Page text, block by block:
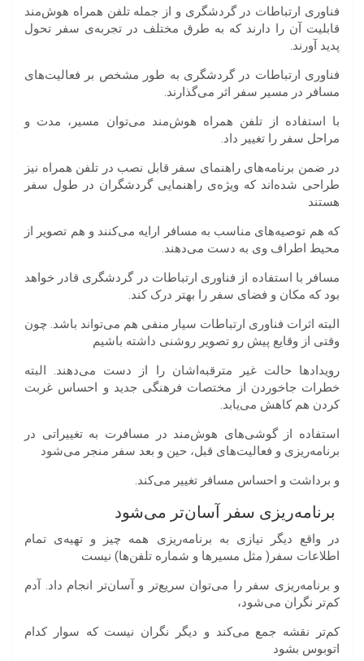
فناوری ارتباطات در گردشگری و از جمله تلفن همراه هوش‌مند
قابلیت آن را دارند که به طرق مختلف در تجربه‌ی سفر تحول
پدید آورند.
فناوری ارتباطات در گردشگری به طور مشخص بر فعالیت‌های
مسافر در مسیر سفر اثر می‌گذارند.
با استفاده از تلفن همراه هوش‌مند می‌توان مسیر، مدت و
مراحل سفر را تغییر داد.
در ضمن برنامه‌های راهنمای سفر قابل نصب در تلفن همراه نیز
طراحی شده‌اند که ویژه‌ی راهنمایی گردشگران در طول سفر
هستند
که هم توصیه‌های مناسب به مسافر ارایه می‌کنند و هم تصویر از
محیط اطراف وی به دست می‌دهند.
مسافر با استفاده از فناوری ارتباطات در گردشگری قادر خواهد
بود که مکان و فضای سفر را بهتر درک کند.
البته اثرات فناوری ارتباطات سیار منفی هم می‌تواند باشد. چون
وقتی از وقایع پیش رو تصویر روشنی داشته باشیم
رویدادها حالت غیر مترقبه‌اشان را از دست می‌دهند. البته
خطرات جاخوردن از مختصات فرهنگی جدید و احساس غربت
کردن هم کاهش می‌یابد.
استفاده از گوشی‌های هوش‌مند در مسافرت به تغییراتی در
برنامه‌ریزی و فعالیت‌های قبل، حین و بعد سفر منجر می‌شود
و برداشت و احساس مسافر تغییر می‌کند.
برنامه‌ریزی سفر آسان‌تر می‌شود
در واقع دیگر نیازی به برنامه‌ریزی همه چیز و تهیه‌ی تمام
اطلاعات سفر( مثل مسیرها و شماره تلفن‌ها) نیست
و برنامه‌ریزی سفر را می‌توان سریع‌تر و آسان‌تر انجام داد. آدم
کم‌تر نگران می‌شود،
کم‌تر نقشه جمع می‌کند و دیگر نگران نیست که سوار کدام
اتوبوس بشود